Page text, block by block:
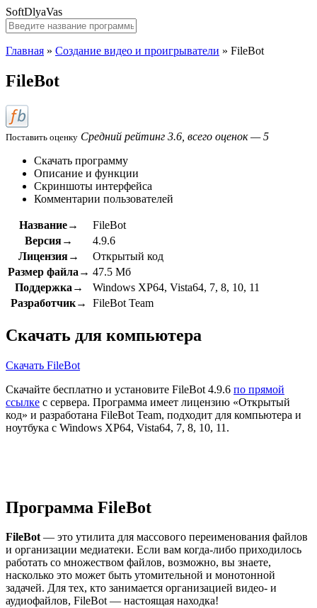
SoftDlyaVas
Главная » Создание видео и проигрыватели » FileBot
FileBot
Поставить оценку Средний рейтинг 3.6, всего оценок — 5
Скачать программу
Описание и функции
Скриншоты интерфейса
Комментарии пользователей
Название→
FileBot
Версия→
4.9.6
Лицензия→
Открытый код
Размер файла→ 47.5 Мб
Поддержка→
Windows XP64, Vista64, 7, 8, 10, 11
Разработчик→
FileBot Team
Скачать для компьютера
Скачать FileBot
Скачайте бесплатно и установите FileBot 4.9.6 по прямой
ссылке с сервера. Программа имеет лицензию «Открытый
код» и разработана FileBot Team, подходит для компьютера и
ноутбука с Windows XP64, Vista64, 7, 8, 10, 11.
Программа FileBot
FileBot— это утилита для массового переименования файлов
и организации медиатеки. Если вам когда-либо приходилось
работать со множеством файлов, возможно, вы знаете,
насколько это может быть утомительной и монотонной
задачей. Для тех, кто занимается организацией видео- и
аудиофайлов, FileBot — настоящая находка!